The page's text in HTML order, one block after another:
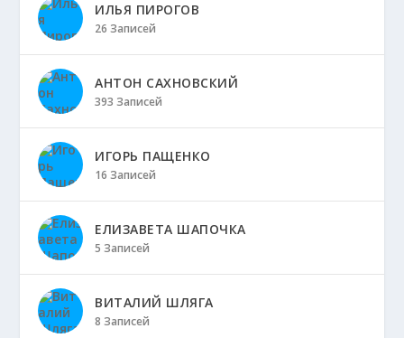
ИЛЬЯ ПИРОГОВ
26 Записей
АНТОН САХНОВСКИЙ
393 Записей
ИГОРЬ ПАЩЕНКО
16 Записей
ЕЛИЗАВЕТА ШАПОЧКА
5 Записей
ВИТАЛИЙ ШЛЯГА
8 Записей